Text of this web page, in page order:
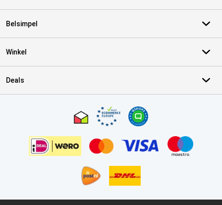
Belsimpel
Winkel
Deals